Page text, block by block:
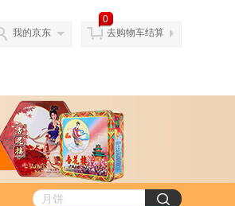
我的京东
0
去购物车结算